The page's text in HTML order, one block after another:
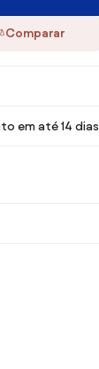
Comparar
em até 14 dias